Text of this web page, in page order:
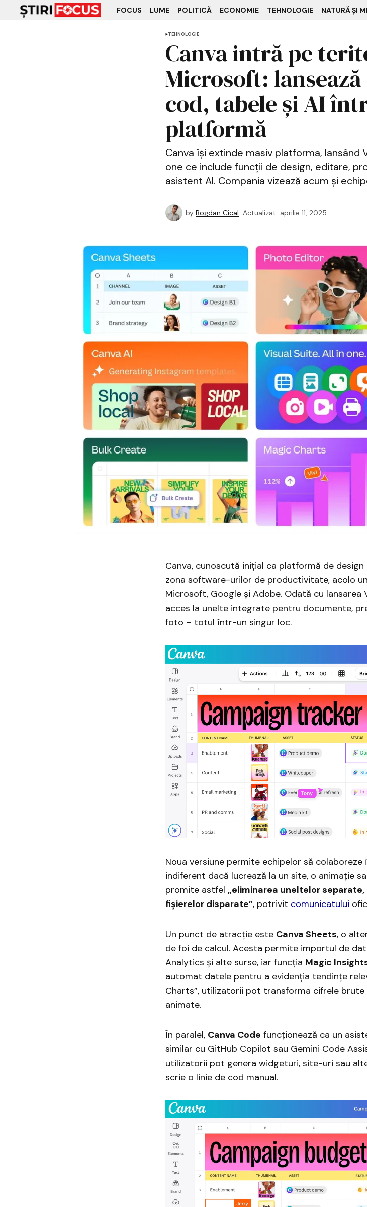
FOCUS LUME POLITICĂ ECONOMIE TEHNOLOGIE NATURĂ ȘI
TEHNOLOGIE
Canva intră pe
Microsoft:
cod, tabele și AI
platformă
Canva își extinde masiv platforma, lansând
one ce include funcții de design, editare,
asistent AI. Compania vizează acum și
by Bogdan Cical Actualizat aprilie 11, 2025
Canva, cunoscută inițial ca platformă de
zona software-urilor de productivitate, acolo
Microsoft, Google și Adobe. Odată cu lansarea
acces la unelte integrate pentru documente,
foto – totul într-un singur loc.
Noua versiune permite echipelor să colaboreze
indiferent dacă lucrează la un site, o animație
promite astfel „eliminarea uneltelor
fișierelor disparate”, potrivit comunicatului
Un punct de atracție este Canva Sheets, o
de foi de calcul. Acesta permite importul de
Analytics și alte surse, iar funcția Magic
automat datele pentru a evidenția tendințe
Charts”, utilizatorii pot transforma cifrele
animate.
În paralel, Canva Code funcționează ca un
similar cu GitHub Copilot sau Gemini Code
utilizatorii pot genera widgeturi, site-uri sau
scrie o linie de cod manual.